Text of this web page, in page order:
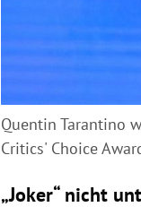
Quentin Tarantino
Critics' Choice
„Joker“ nicht